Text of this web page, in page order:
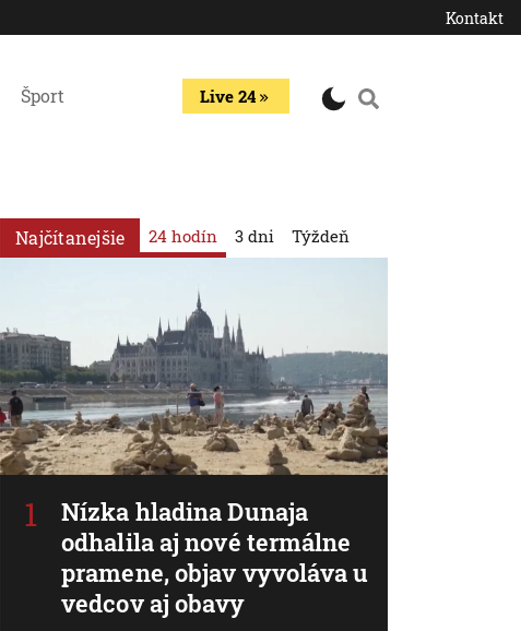
Kontakt
Šport Live 24
Najčítanejšie 24 hodín
Nízka hladina Dunaja
odhalila aj nové termálne
pramene, objav vyvoláva u
vedcov aj obavy
3 dni Týždeň